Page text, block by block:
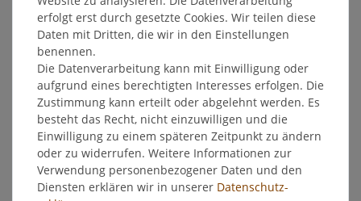
* inkl. ges. MwSt. zzgl. Versandkosten
Beschreibung
Weitere Details
erfolgt erst durch gesetzte Cookies. Wir teilen diese
Daten mit Dritten, die wir in den Einstellungen
benennen.
Die Datenverarbeitung kann mit Einwilligung oder
aufgrund eines berechtigten Interesses erfolgen. Die
Zustimmung kann erteilt oder abgelehnt werden. Es
besteht das Recht, nicht einzuwilligen und die
Einwilligung zu einem späteren Zeitpunkt zu ändern
oder zu widerrufen. Weitere Informationen zur
Verwendung personenbezogener Daten und den
Diensten erklären wir in unserer Daten­schutz­